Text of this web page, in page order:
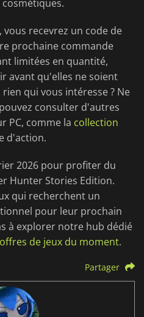
recevrez un code de
prochaine commande
limitées en quantité,
avant qu'elles ne soient
qui vous intéresse ? Ne
consulter d'autres
PC, comme la collection
d'action.
2026 pour profiter du
Hunter Stories Edition.
qui recherchent un
pour leur prochain
à explorer notre hub dédié
offres de jeux du moment.
Partager